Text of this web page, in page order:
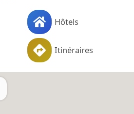
Hôtels
Itinéraires